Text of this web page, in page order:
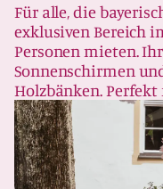
Für alle, die
exklusiven Bereich
Personen mieten.
Sonnenschirmen
Holzbänken.